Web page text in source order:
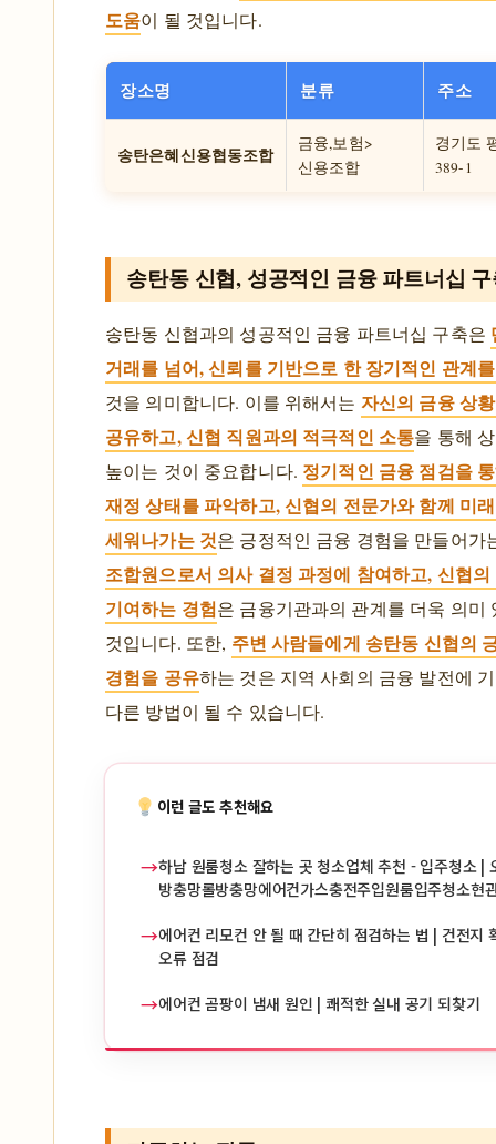
도움이 될 것입니다.
장소명 분류 주소
송탄은혜신용협동조합
금융,보험>
신용조합
경기도
389-1
송탄동 신협, 성공적인 금융 파트너십
송탄동 신협과의 성공적인 금융 파트너십 구축은
거래를 넘어, 신뢰를 기반으로 한 장기적인 관계
것을 의미합니다. 이를 위해서는 자신의 금융 상
공유하고, 신협 직원과의 적극적인 소통을 통해
높이는 것이 중요합니다. 정기적인 금융 점검을
재정 상태를 파악하고, 신협의 전문가와 함께 미
세워나가는 것은 긍정적인 금융 경험을 만들어가
조합원으로서 의사 결정 과정에 참여하고, 신협
기여하는 경험은 금융기관과의 관계를 더욱 의미
것입니다. 또한, 주변 사람들에게 송탄동 신협의
경험을 공유하는 것은 지역 사회의 금융 발전에
다른 방법이 될 수 있습니다.
이런 글도 추천해요
→하남 원룸청소 잘하는 곳 청소업체 추천 - 입주청소 |
방충망롤방충망에어컨가스충전주입원룸입주청소현
→에어컨 리모컨 안 될 때 간단히 점검하는 법 | 건전지
오류 점검
→에어컨 곰팡이 냄새 원인 | 쾌적한 실내 공기 되찾기